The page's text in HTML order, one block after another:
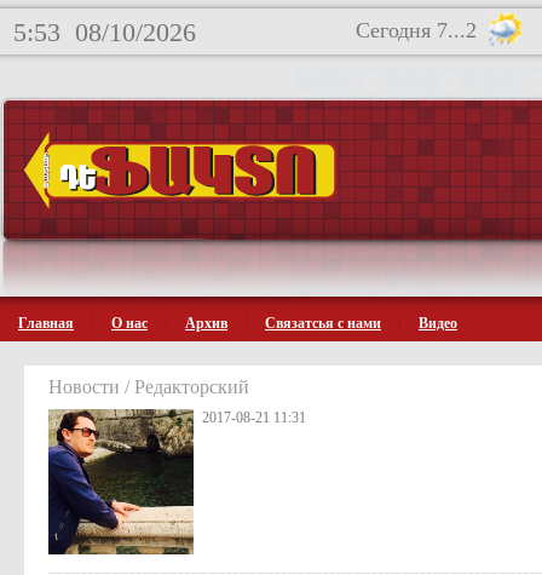
5:53 08/10/2026 Сегодня 7...2
Главная О нас Архив Связатсья с нами Видео
Новости / Редакторский
2017-08-21 11:31